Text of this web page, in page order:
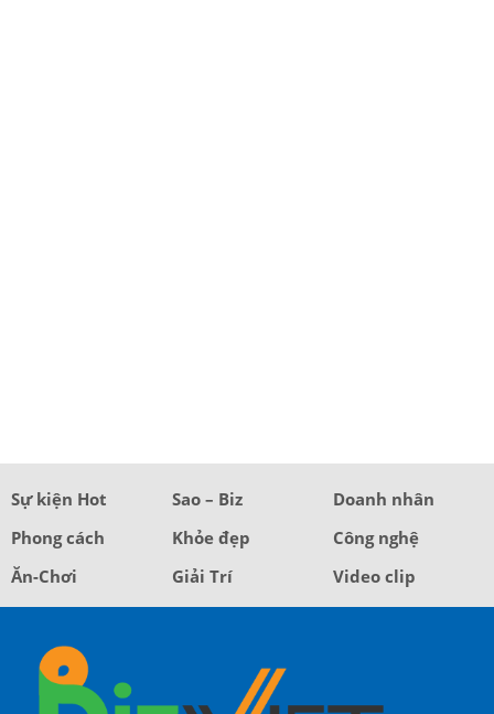
Sự kiện Hot Sao – Biz
Doanh nhân
Phong cách
Khỏe đẹp
Công nghệ
Ăn-Chơi
Giải Trí Video clip